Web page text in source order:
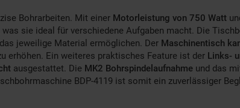
Bohrarbeiten. Mit einer Motorleistung von 750 Watt
was sie ideal für verschiedene Aufgaben macht. Die
jeweilige Material ermöglichen. Der Maschinentisch
erhöhen. Ein weiteres praktisches Feature ist der Links-
ausgestattet. Die MK2 Bohrspindelaufnahme und das
BDP-4119 ist somit ein zuverlässiger